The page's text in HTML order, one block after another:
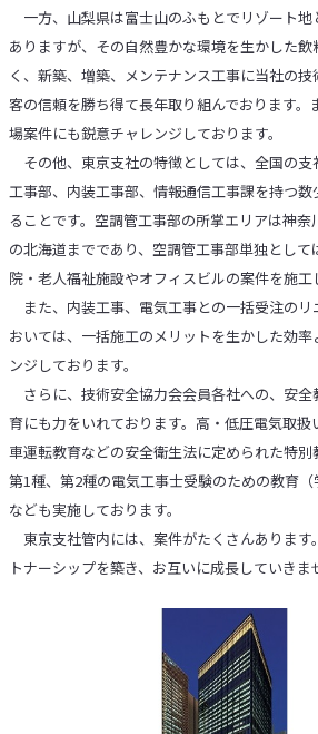
一方、山梨県は富士山のふもとでリゾート地
ありますが、その自然豊かな環境を生かした
く、新築、増築、メンテナンス工事に当社の
客の信頼を勝ち得て長年取り組んでおります。
場案件にも鋭意チャレンジしております。
その他、東京支社の特徴としては、全国の支
工事部、内装工事部、情報通信工事課を持つ数
ることです。空調管工事部の所掌エリアは神奈
の北海道までであり、空調管工事部単独として
院・老人福祉施設やオフィスビルの案件を施工
また、内装工事、電気工事との一括受注のリ
おいては、一括施工のメリットを生かした効率
ンジしております。
さらに、技術安全協力会会員各社への、安全
育にも力をいれております。高・低圧電気取扱
車運転教育などの安全衛生法に定められた特別
第1種、第2種の電気工事士受験のための教育（
なども実施しております。
東京支社管内には、案件がたくさんあります
トナーシップを築き、お互いに成長していきま